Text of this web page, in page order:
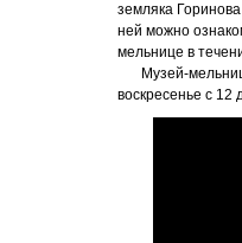
земляка
ней можно
мельнице в
Музей-
воскресенье с 12